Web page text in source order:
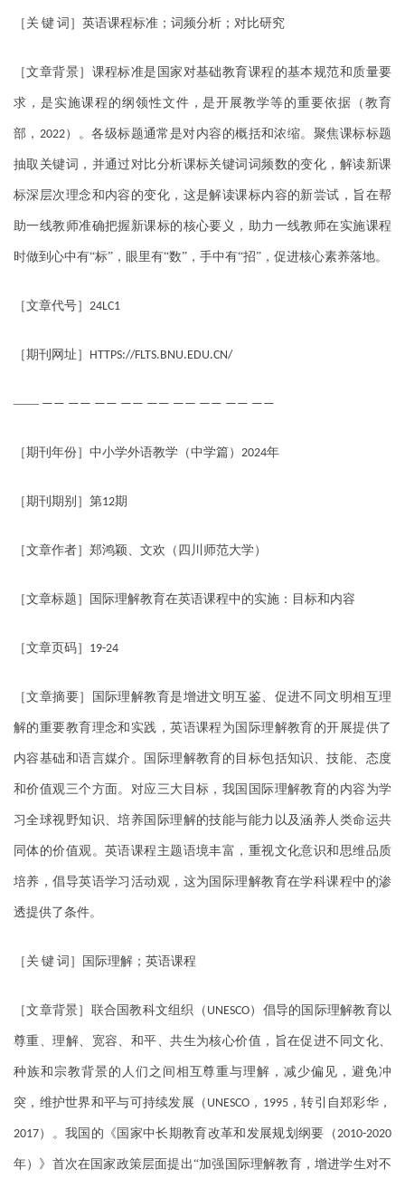
［关 键 词］英语课程标准；词频分析；对比研究
［文章背景］课程标准是国家对基础教育课程的基本规范和质量要
求，是实施课程的纲领性文件，是开展教学等的重要依据（教育
部， 2022）。各级标题通常是对内容的概括和浓缩。聚焦课标标题
抽取关键词，并通过对比分析课标关键词词频数的变化，解读新课
标深层次理念和内容的变化，这是解读课标内容的新尝试，旨在帮
助一线教师准确把握新课标的核心要义，助力一线教师在实施课程
时做到心中有“标”，眼里有“数”，手中有“招”，促进核心素养落地。
［文章代号］ 24LC1
［期刊网址］ HTTPS://FLTS.BNU.EDU.CN/
—— —— —— —— —— —— —— —— —— ——
［期刊年份］中小学外语教学（中学篇） 2024年
［期刊期别］第12期
［文章作者］郑鸿颖、文欢（四川师范大学）
［文章标题］国际理解教育在英语课程中的实施：目标和内容
［文章页码］ 19-24
［文章摘要］国际理解教育是增进文明互鉴、促进不同文明相互理
解的重要教育理念和实践，英语课程为国际理解教育的开展提供了
内容基础和语言媒介。国际理解教育的目标包括知识、技能、态度
和价值观三个方面。对应三大目标，我国国际理解教育的内容为学
习全球视野知识、培养国际理解的技能与能力以及涵养人类命运共
同体的价值观。英语课程主题语境丰富，重视文化意识和思维品质
培养，倡导英语学习活动观，这为国际理解教育在学科课程中的渗
透提供了条件。
［关 键 词］国际理解；英语课程
［文章背景］联合国教科文组织（ UNESCO）倡导的国际理解教育以
尊重、理解、宽容、和平、共生为核心价值，旨在促进不同文化、
种族和宗教背景的人们之间相互尊重与理解，减少偏见，避免冲
突，维护世界和平与可持续发展（ UNESCO ， 1995，转引自郑彩华，
2017）。我国的《国家中长期教育改革和发展规划纲要（2010-2020
年）》首次在国家政策层面提出“加强国际理解教育，增进学生对不